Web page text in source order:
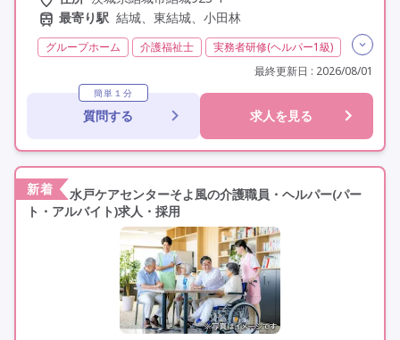
最寄り駅 結城、東結城、小田林
グループホーム 介護福祉士
実務者研修(ヘルパー1級)
学歴不問
未経験歓迎
定年60歳以上 定年65歳以上 車通勤可
最終更新日 : 2026/08/01
簡単１分
質問する 求人を見る
新着
水戸ケアセンターそよ風の介護職員・ヘルパー(パー
ト・アルバイト)求人・採用